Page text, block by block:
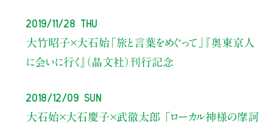
2019/11/28 Thu
大竹昭子×大石始 「旅と言葉をめぐって」
『奥東京人
に会いに行く』（晶文社）刊行記念
2018/12/09 Sun
大石始×大石慶子×武徹太郎
「ローカル神様の摩訶